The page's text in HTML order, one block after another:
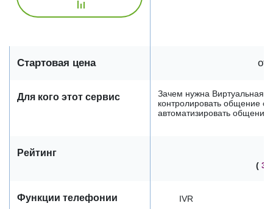
Стартовая цена от
Для кого этот сервис
Зачем нужна Виртуальная
контролировать общение
автоматизировать
Рейтинг
( 3
Функции телефонии IVR